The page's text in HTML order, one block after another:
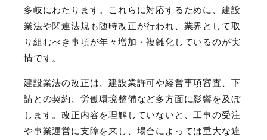
多岐にわたります。これらに対応するために、建設
業法や関連法規も随時改正が行われ、業界として取
り組むべき事項が年々増加・複雑化しているのが実
情です。
建設業法の改正は、建設業許可や経営事項審査、下
請との契約、労働環境整備など多方面に影響を及ぼ
します。改正内容を理解していないと、工事の受注
や事業運営に支障を来し、場合によっては重大な違